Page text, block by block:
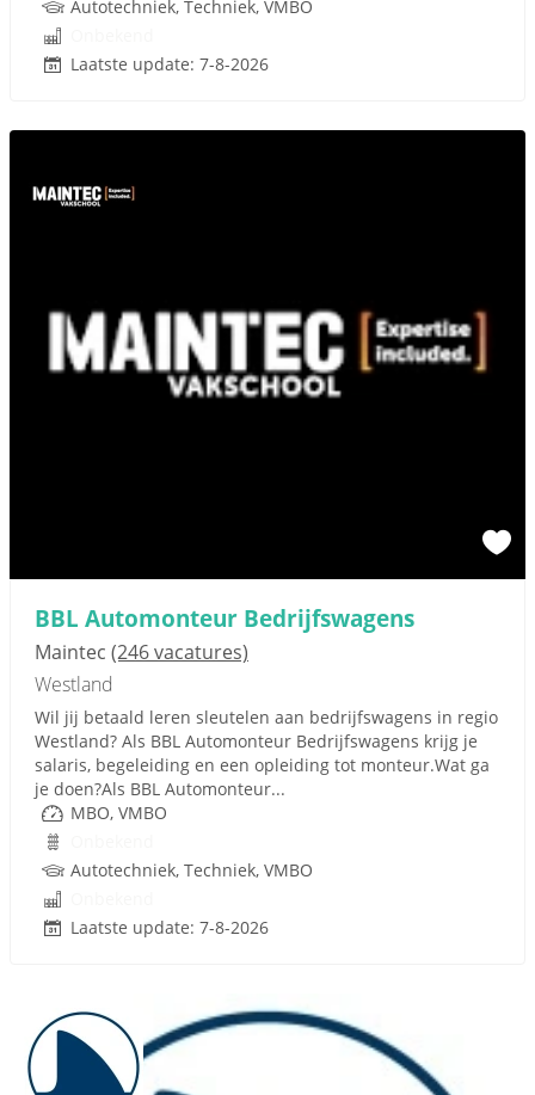
Autotechniek, Techniek, VMBO
Laatste update: 7-8-2026
BBL Automonteur Bedrijfswagens
Maintec (246 vacatures)
Westland
Wil jij betaald leren sleutelen aan bedrijfswagens in regio
Westland? Als BBL Automonteur Bedrijfswagens krijg je
salaris, begeleiding en een opleiding tot monteur.Wat ga
je doen?Als BBL Automonteur...
MBO, VMBO
Autotechniek, Techniek, VMBO
Laatste update: 7-8-2026